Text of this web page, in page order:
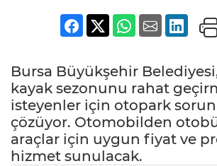
Bursa Büyükşehir
kayak sezonunu rahat
isteyenler için otopark
çözüyor. Otomobilden
araçlar için uygun fiyat ve
hizmet sunulacak.